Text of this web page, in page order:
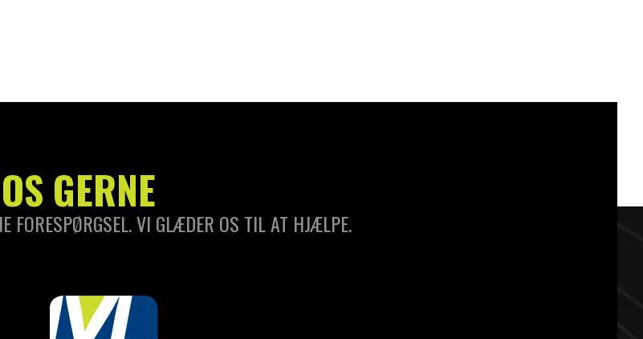
GERNE
FORESPØRGSEL. VI GLÆDER OS TIL AT HJÆLPE.